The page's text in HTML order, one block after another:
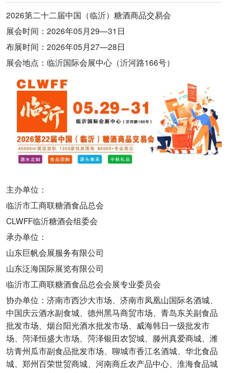
2026第二十二届中国（临沂）糖酒商品交易会
展会时间：2026年05月29—31日
布展时间：2026年05月27—28日
展会地点：临沂国际会展中心（沂河路166号）
主办单位：
临沂市工商联糖酒食品总会
CLWFF临沂糖酒会组委会
承办单位：
山东巨帆会展服务有限公司
山东泛海国际展览有限公司
临沂市工商联糖酒食品总会会展专业委员会
协办单位：济南市西沙大市场、济南市凤凰山国际名酒城、
中国庆云酒水副食城、德州黑马商贸市场、青岛东关副食品
批发市场、烟台阳光酒水批发市场、威海韩日一级批发市
场、菏泽恒盛大市场、菏泽银田农贸城、滕州真爱商城、潍
坊青州瓜市副食品批发市场、聊城市香江名酒城、华北食品
城、郑州百荣世贸商城、河南商丘农产品中心、淮海食品城